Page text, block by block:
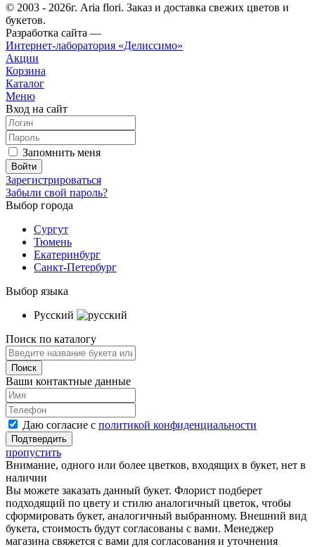
© 2003 - 2026г. Aria flori. Заказ и доставка свежих цветов и
букетов.
Разработка сайта —
Интернет-лаборатория «Делиссимо»
Акции
Корзина
Каталог
Меню
Вход на сайт
Запомнить меня
Зарегистрироваться
Забыли свой пароль?
Выбор города
Сургут
Тюмень
Екатеринбург
Санкт-Петербург
Выбор языка
Русский
Поиск по каталогу
Ваши контактные данные
Даю согласие с политикой конфиденциальности
пропустить
Внимание, одного или более цветков, входящих в букет, нет в
наличии
Вы можете заказать данный букет. Флорист подберет
подходящий по цвету и стилю аналогичный цветок, чтобы
сформировать букет, аналогичный выбранному. Внешний вид
букета, стоимость будут согласованы с вами. Менеджер
магазина свяжется с вами для согласования и уточнения